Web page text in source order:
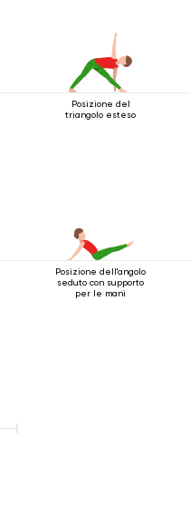
Posizione del
triangolo esteso
Posizione dell'angolo
seduto con supporto
per le mani